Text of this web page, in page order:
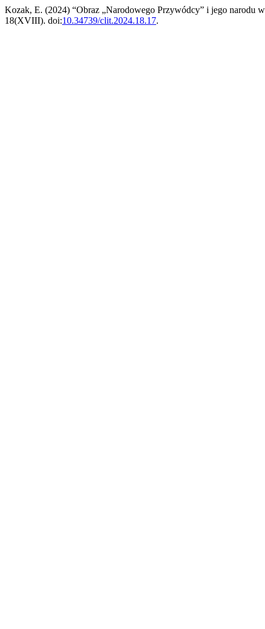
Kozak, E. (2024) “Obraz „Narodowego Przywódcy” i jego narodu
18(XVIII). doi:10.34739/clit.2024.18.17.